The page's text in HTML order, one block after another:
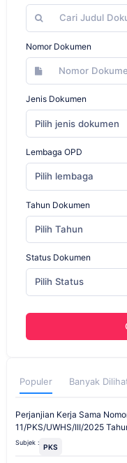
Nomor Dokumen
Jenis Dokumen
Pilih jenis dokumen
Lembaga OPD
Pilih lembaga
Tahun Dokumen
Pilih Tahun
Status Dokumen
Pilih Status
Populer Banyak
Perjanjian Kerja Sama
11/PKS/UWHS/III/2025
Subjek : PKS